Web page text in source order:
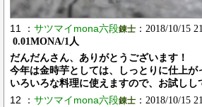
11 ： サツマイmona六段錬士 ：2018/10/15
0.01MONA/1人
だんだんさん、ありがとうございます！
今年は金時芋としては、しっとりに仕上が
いろいろな料理に使えますので、お試しし
12 ： サツマイmona六段錬士 ：2018/10/15